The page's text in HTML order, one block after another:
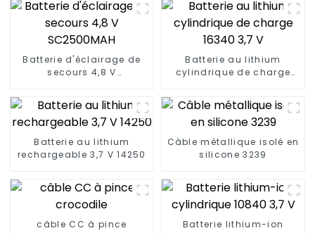
Batterie d'éclairage de
secours 4,8 V
Batterie au lithium
cylindrique de charge
Batterie au lithium
rechargeable 3,7 V 14250
Câble métallique isolé en
silicone 3239
câble CC à pince
Batterie lithium-ion